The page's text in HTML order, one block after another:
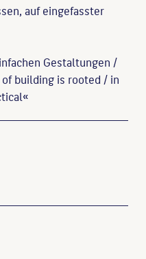
auf eingefasster
Gestaltungen /
building is rooted / in